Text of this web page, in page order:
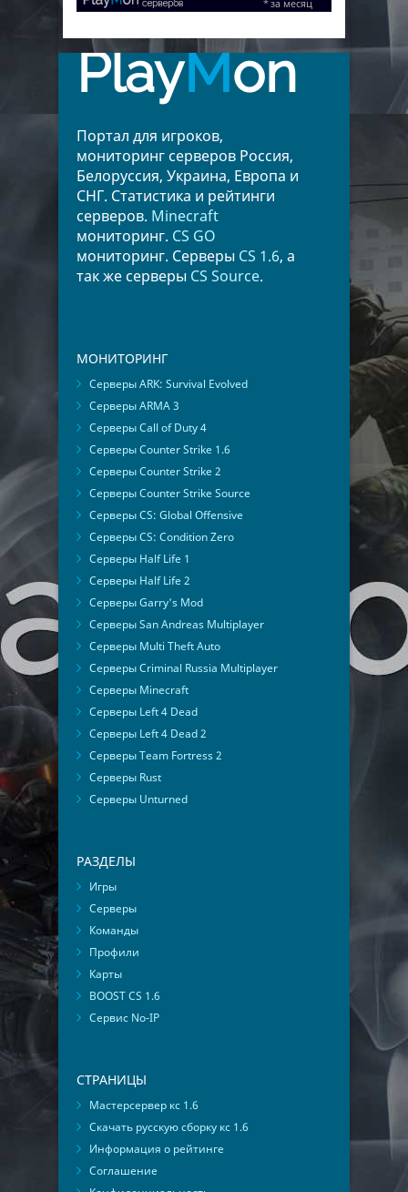
PlayMon
Портал для игроков,
мониторинг серверов Россия,
Белоруссия, Украина, Европа и
СНГ. Статистика и рейтинги
серверов. Minecraft
мониторинг. CS GO
мониторинг. Серверы CS 1.6, а
так же серверы CS Source.
МОНИТОРИНГ
Серверы ARK: Survival Evolved
Серверы ARMA 3
Серверы Call of Duty 4
Серверы Counter Strike 1.6
Серверы Counter Strike 2
Серверы Counter Strike Source
Серверы CS: Global Offensive
Серверы CS: Condition Zero
Серверы Half Life 1
Серверы Half Life 2
Серверы Garry's Mod
Серверы San Andreas Multiplayer
Серверы Multi Theft Auto
Серверы Criminal Russia Multiplayer
Серверы Minecraft
Серверы Left 4 Dead
Серверы Left 4 Dead 2
Серверы Team Fortress 2
Серверы Rust
Серверы Unturned
РАЗДЕЛЫ
Игры
Серверы
Команды
Профили
Карты
BOOST CS 1.6
Сервис No-IP
СТРАНИЦЫ
Мастерсервер кс 1.6
Скачать русскую сборку кс 1.6
Информация о рейтинге
Соглашение